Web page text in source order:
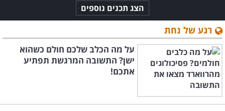
הצג תכנים נוספים
רגע של נחת
על מה הכלב שלכם חולם כשהוא
ישן? התשובה המרגשת תפתיע
אתכם!